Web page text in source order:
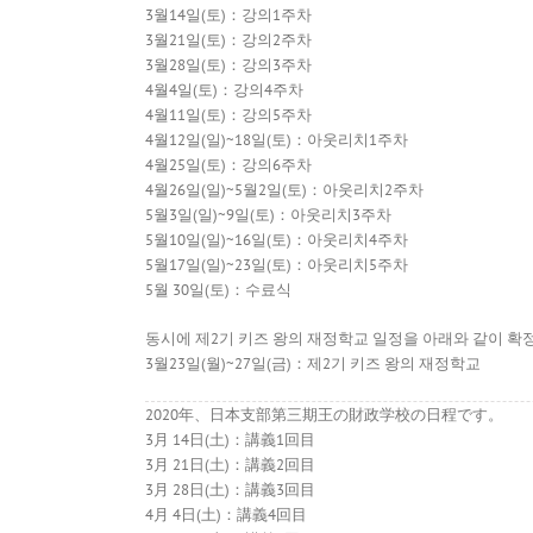
3월14일(토)：강의1주차
3월21일(토)：강의2주차
3월28일(토)：강의3주차
4월4일(토)：강의4주차
4월11일(토)：강의5주차
4월12일(일)~18일(토)：아웃리치1주차
4월25일(토)：강의6주차
4월26일(일)~5월2일(토)：아웃리치2주차
5월3일(일)~9일(토)：아웃리치3주차
5월10일(일)~16일(토)：아웃리치4주차
5월17일(일)~23일(토)：아웃리치5주차
5월 30일(토)：수료식
동시에 제2기 키즈 왕의 재정학교 일정을 아래와 같이 확
3월23일(월)~27일(금)：제2기 키즈 왕의 재정학교
2020年、日本支部第三期王の財政学校の日程です。
3月 14日(土)：講義1回目
3月 21日(土)：講義2回目
3月 28日(土)：講義3回目
4月 4日(土)：講義4回目